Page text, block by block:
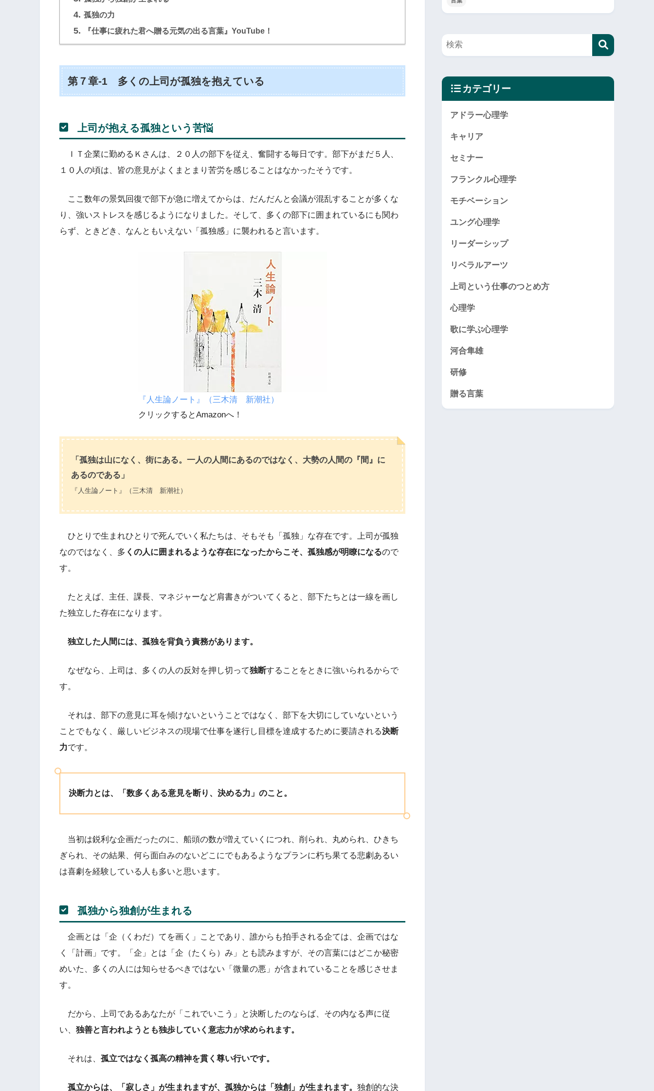
4. 孤独の力
5. 『仕事に疲れた君へ贈る元気の出る言葉』YouTube！
第７章-1 多くの上司が孤独を抱えている
上司が抱える孤独という苦悩
ＩＴ企業に勤めるＫさんは、２０人の部下を従え、奮闘する毎日です。部下がまだ５人、
１０人の頃は、皆の意見がよくまとまり苦労を感じることはなかったそうです。
ここ数年の景気回復で部下が急に増えてからは、だんだんと会議が混乱することが多くな
り、強いストレスを感じるようになりました。そして、多くの部下に囲まれているにも関わ
らず、ときどき、なんともいえない「孤独感」に襲われると言います。
『人生論ノート』（三木清 新潮社）
クリックするとAmazonへ！
「孤独は山になく、街にある。一人の人間にあるのではなく、大勢の人間の『間』に
あるのである」
『人生論ノート』（三木清 新潮社）
ひとりで生まれひとりで死んでいく私たちは、そもそも「孤独」な存在です。上司が孤独
なのではなく、多 くの人に囲まれるような存在になったからこそ、孤独感が明瞭になるので
す。
たとえば、主任、課長、マネジャーなど肩書きがついてくると、部下たちとは一線を画し
た独立した存在になります。
独立した人間には、孤独を背負う責務があります。
なぜなら、上司は、多くの人の反対を押し切って独断することをときに強いられるからで
す。
それは、部下の意見に耳を傾けないということではなく、部下を大切にしていないという
ことでもなく、厳しいビジネスの現場で仕事を遂行し目標を達成するために要請される決断
力です。
決断力とは、「数多くある意見を断り、決める力」のこと。
当初は鋭利な企画だったのに、船頭の数が増えていくにつれ、削られ、丸められ、ひきち
ぎられ、その結果、何ら面白みのないどこにでもあるようなプランに朽ち果てる悲劇あるい
は喜劇を経験している人も多いと思います。
孤独から独創が生まれる
企画とは「企（くわだ）てを画く」ことであり、誰からも拍手される企ては、企画ではな
く「計画」です。「企」とは「企（たくら）み」とも読みますが、その言葉にはどこか秘密
めいた、多くの人には知らせるべきではない「微量の悪」が含まれていることを感じさせま
す。
だから、上司であるあなたが「これでいこう」と決断したのならば、その内なる声に従
い、 独善と言われようとも独歩していく意志力が求められます。
それは、 孤立ではなく孤高の精神を貫く尊い行いです。
孤立からは、「寂しさ」が生まれますが、孤独からは「独創」が生まれます。 独創的な決
カテゴリー
アドラー心理学
キャリア
セミナー
フランクル心理学
モチベーション
ユング心理学
リーダーシップ
リベラルアーツ
上司という仕事のつとめ方
心理学
歌に学ぶ心理学
河合隼雄
研修
贈る言葉